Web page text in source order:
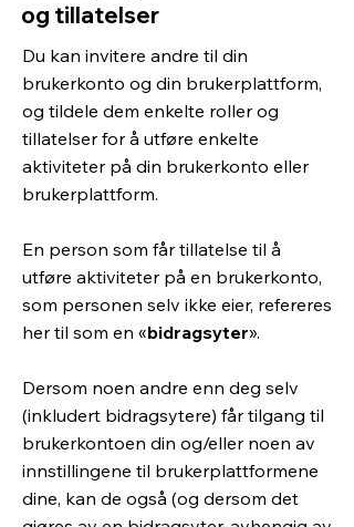
og tillatelser
Du kan invitere andre til din
brukerkonto og din brukerplattform,
og tildele dem enkelte roller og
tillatelser for å utføre enkelte
aktiviteter på din brukerkonto eller
brukerplattform.
En person som får tillatelse til å
utføre aktiviteter på en brukerkonto,
som personen selv ikke eier, refereres
her til som en «bidragsyter».
Dersom noen andre enn deg selv
(inkludert bidragsytere) får tilgang til
brukerkontoen din og/eller noen av
innstillingene til brukerplattformene
dine, kan de også (og dersom det